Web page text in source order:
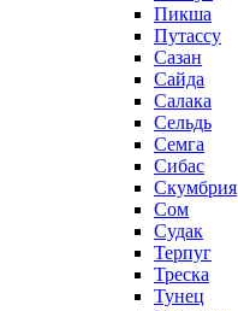
Пикша
Путассу
Сазан
Сайда
Салака
Сельдь
Семга
Сибас
Скумбрия
Сом
Судак
Терпуг
Треска
Тунец